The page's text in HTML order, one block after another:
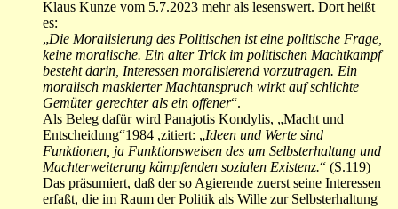
Klaus Kunze vom 5.7.2023 mehr als lesenswert. Dort heißt
es:
„Die Moralisierung des Politischen ist eine politische Frage,
keine moralische. Ein alter Trick im politischen Machtkampf
besteht darin, Interessen moralisierend vorzutragen. Ein
moralisch maskierter Machtanspruch wirkt auf schlichte
Gemüter gerechter als ein offener“.
Als Beleg dafür wird Panajotis Kondylis, „Macht und
Entscheidung“1984 ,zitiert: „Ideen und Werte sind
Funktionen, ja Funktionsweisen des um Selbsterhaltung und
Machterweiterung kämpfenden sozialen Existenz.“ (S.119)
Das präsumiert, daß der so Agierende zuerst seine Interessen
erfaßt, die im Raum der Politik als Wille zur Selbsterhaltung